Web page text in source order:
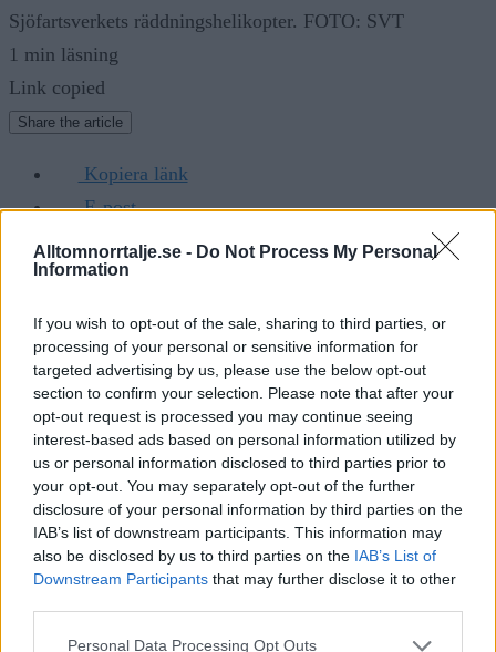
Alltomnorrtalje.se - Do Not Process My Personal
Information
If you wish to opt-out of the sale, sharing to third parties, or
processing of your personal or sensitive information for
targeted advertising by us, please use the below opt-out
section to confirm your selection. Please note that after your
opt-out request is processed you may continue seeing
interest-based ads based on personal information utilized by
us or personal information disclosed to third parties prior to
your opt-out. You may separately opt-out of the further
disclosure of your personal information by third parties on the
IAB’s list of downstream participants. This information may
also be disclosed by us to third parties on the IAB’s List of
Downstream Participants that may further disclose it to other
Personal Data Processing Opt Outs
Sjöfartsverkets räddningshelikopter. FOTO: SVT
1 min läsning
Link copied
Share the article
Kopiera länk
E-post
Facebook
LinkedIn
Twitter
Tobbe Rydsheim
tobbe@alltomnorrtalje.se
Annons